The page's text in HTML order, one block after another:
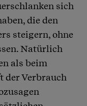
sich
die den
steigern, ohne
Natürlich
als beim
der Verbrauch